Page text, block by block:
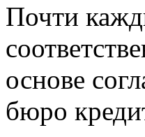
Почти
основе
бюро